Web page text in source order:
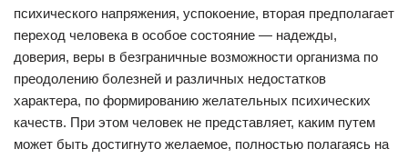
психического напряжения, успокоение, вторая предполагает
переход человека в особое состояние — надежды,
доверия, веры в безграничные возможности организма по
преодолению болезней и различных недостатков
характера, по формированию желательных психических
качеств. При этом человек не представляет, каким путем
может быть достигнуто желаемое, полностью полагаясь на